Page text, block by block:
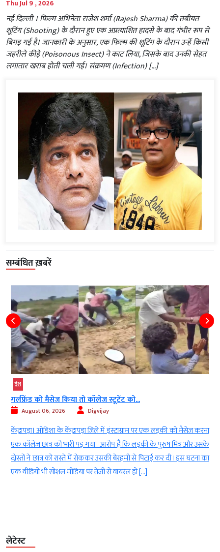
Thu Jul 9 , 2026
नई दिल्ली । फिल्म अभिनेता राजेश शर्मा (Rajesh Sharma) की तबीयत
शूटिंग (Shooting) के दौरान हुए एक अप्रत्याशित हादसे के बाद गंभीर रूप से
बिगड़ गई है। जानकारी के अनुसार, एक फिल्म की शूटिंग के दौरान उन्हें किसी
जहरीले कीड़े (Poisonous Insect) ने काट लिया, जिसके बाद उनकी सेहत
लगातार खराब होती चली गई। संक्रमण (Infection) […]
सम्बंधित ख़बरें
देश
गर्लफ्रेंड को मैसेज किया तो कॉलेज स्टूटेंट को...
August 06, 2026 Digvijay
केंद्रापड़ा। ओडिशा के केंद्रापड़ा जिले में इंस्टाग्राम पर एक लड़की को मैसेज करना
एक कॉलेज छात्र को भारी पड़ गया। आरोप है कि लड़की के पुरुष मित्र और उसके
दोस्तों ने छात्र को रास्ते में रोककर उसकी बेरहमी से पिटाई कर दी। इस घटना का
एक वीडियो भी सोशल मीडिया पर तेजी से वायरल हो […]
लेटेस्ट